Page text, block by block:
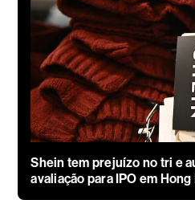
Shein tem prejuízo no tri e
avaliação para IPO em Hong